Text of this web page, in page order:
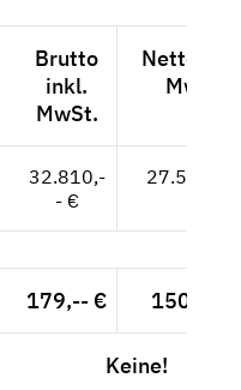
Brutto
inkl.
MwSt.
Netto
MwSt.
32.810,-
- €
27.571,--
179,-- € 150,42 €
Keine!